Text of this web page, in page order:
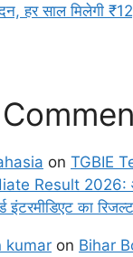
हर साल मिलेगी
on TGBIE
Result 2026:
इंटरमीडिएट का रिजल्ट
kumar on Bihar